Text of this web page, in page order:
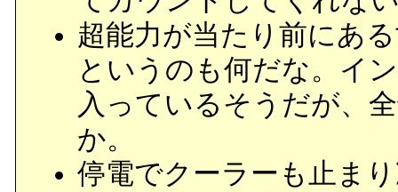
超能力が当たり前にあ
というのも何だな。イ
入っているそうだが、
か。
停電でクーラーも止ま